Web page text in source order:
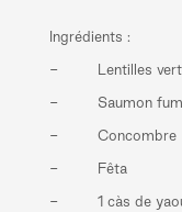
Ingrédients :
- Lentilles vertes
- Saumon fumé
- Concombre
- Fêta
- 1 càs de